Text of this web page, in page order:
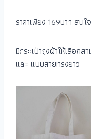
ราคาเพียง 169บาท สนใ
มีกระเป๋าถุงผ้าให้เลือก
และ แบบสายทรงยาว